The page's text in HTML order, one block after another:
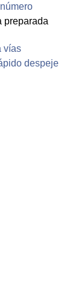
preparada
vías
despeje